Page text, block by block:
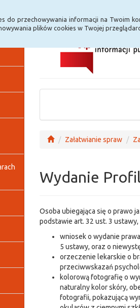
do przechowywania informacji na Twoim
plików cookies w Twojej
Załatwianie spraw
Wydanie
Osoba ubiegająca się o prawo
podstawie art. 32 ust. 3
wniosek o wydanie
5 ustawy, oraz o
orzeczenie lekarskie o
przeciwwskazań
kolorową fotografię o
naturalny kolor skóry,
fotografii, pokazującą